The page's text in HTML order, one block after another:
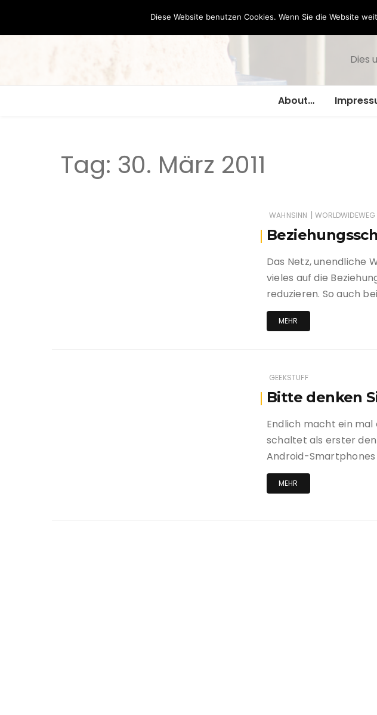
Dies
About…
Tag: 30. März 2011
WAHNSINN | WORLDWIDEWEG
Das Netz, unendliche
vieles auf die
reduzieren. So auch
MEHR
GEEKSTUFF
Bitte denken
Endlich macht ein mal
schaltet als erster
Android-
MEHR
Diese Website benutzen Cookies. Wenn Sie die Website